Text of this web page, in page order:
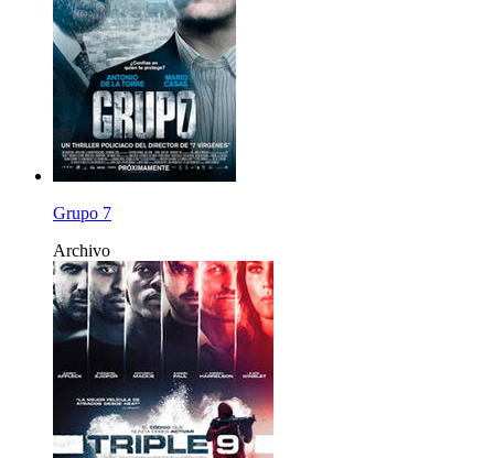
Grupo 7
Archivo